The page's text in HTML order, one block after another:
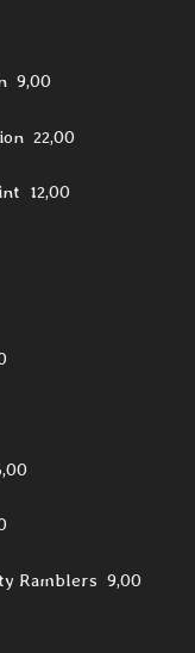
9,00
22,00
12,00
Ramblers 9,00